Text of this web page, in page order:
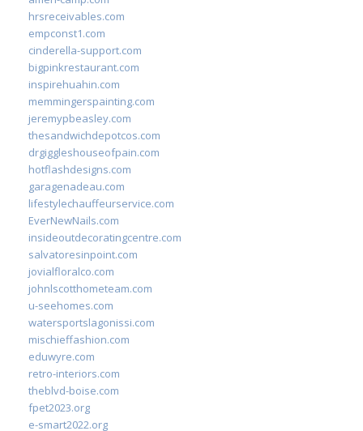
hrsreceivables.com
empconst1.com
cinderella-support.com
bigpinkrestaurant.com
inspirehuahin.com
memmingerspainting.com
jeremypbeasley.com
thesandwichdepotcos.com
drgiggleshouseofpain.com
hotflashdesigns.com
garagenadeau.com
lifestylechauffeurservice.com
EverNewNails.com
insideoutdecoratingcentre.com
salvatoresinpoint.com
jovialfloralco.com
johnlscotthometeam.com
u-seehomes.com
watersportslagonissi.com
mischieffashion.com
eduwyre.com
retro-interiors.com
theblvd-boise.com
fpet2023.org
e-smart2022.org